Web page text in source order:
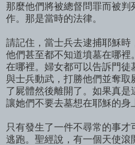
那麼他們將被總督問罪而被判
作。那是當時的法律。
請記住，當士兵去逮捕耶穌時
他們甚至都不知道墳墓在哪
在哪裡。婦女都可以告訴門
與士兵動武，打勝他們並奪
了屍體然後離開了。如果真是
讓她們不要去墓想在耶穌的身
只有發生了一件不尋常的事
逃跑。聖經說，有一個天使滾